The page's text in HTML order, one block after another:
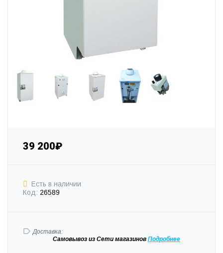
39 200₽
Есть в наличии
Код: 26589
Доставка:
Самовывоз из Сети магазинов Подробнее